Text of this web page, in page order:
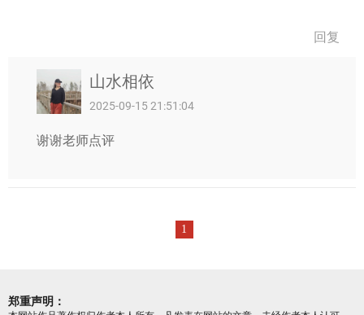
回复
山水相依
2025-09-15 21:51:04
谢谢老师点评
1
郑重声明：